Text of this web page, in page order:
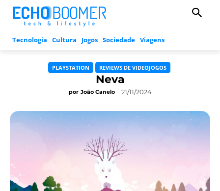
Tecnologia Cultura Jogos Sociedade Viagens
PLAYSTATION REVIEWS DE VIDEOJOGOS
Neva
por João Canelo 21/11/2024